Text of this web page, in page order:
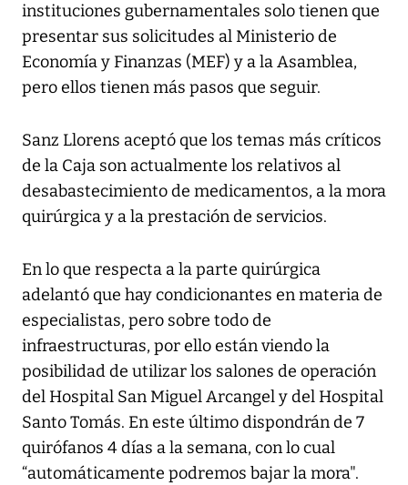
instituciones gubernamentales solo tienen que
presentar sus solicitudes al Ministerio de
Economía y Finanzas (MEF) y a la Asamblea,
pero ellos tienen más pasos que seguir.
Sanz Llorens aceptó que los temas más críticos
de la Caja son actualmente los relativos al
desabastecimiento de medicamentos, a la mora
quirúrgica y a la prestación de servicios.
En lo que respecta a la parte quirúrgica
adelantó que hay condicionantes en materia de
especialistas, pero sobre todo de
infraestructuras, por ello están viendo la
posibilidad de utilizar los salones de operación
del Hospital San Miguel Arcangel y del Hospital
Santo Tomás. En este último dispondrán de 7
quirófanos 4 días a la semana, con lo cual
“automáticamente podremos bajar la mora".